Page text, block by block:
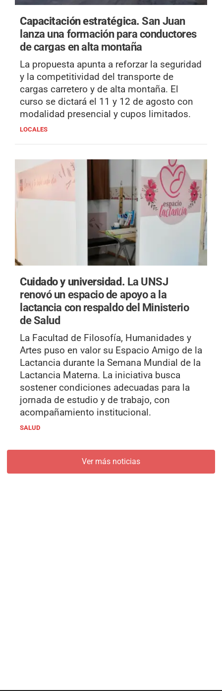
Capacitación estratégica.San Juan
lanza una formación para conductores
de cargas en alta montaña
La propuesta apunta a reforzar la seguridad
y la competitividad del transporte de
cargas carretero y de alta montaña. El
curso se dictará el 11 y 12 de agosto con
modalidad presencial y cupos limitados.
LOCALES
Cuidado y universidad. La UNSJ
renovó un espacio de apoyo a la
lactancia con respaldo del Ministerio
de Salud
La Facultad de Filosofía, Humanidades y
Artes puso en valor su Espacio Amigo de la
Lactancia durante la Semana Mundial de la
Lactancia Materna. La iniciativa busca
sostener condiciones adecuadas para la
jornada de estudio y de trabajo, con
acompañamiento institucional.
SALUD
Ver más noticias